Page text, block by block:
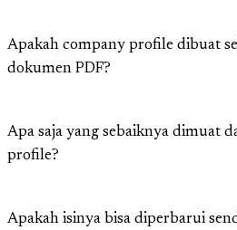
Apakah company profile dibuat
dokumen PDF?
Apa saja yang sebaiknya dimuat
profile?
Apakah isinya bisa diperbarui